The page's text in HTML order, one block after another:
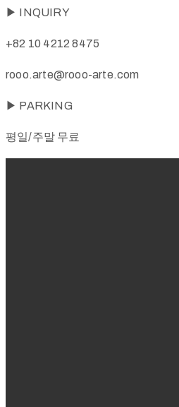
▶ INQUIRY
+82 10 4212 8475
rooo.arte@rooo-arte.com
▶ PARKING
평일/주말 무료